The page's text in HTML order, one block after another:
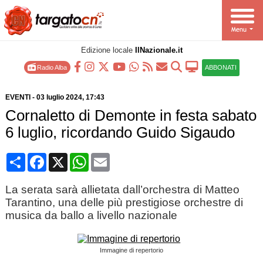
Edizione locale IlNazionale.it
Radio Alba ABBONATI
EVENTI - 03 luglio 2024, 17:43
Cornaletto di Demonte in festa sabato
6 luglio, ricordando Guido Sigaudo
CondividiFacebook
X WhatsApp
Email
La serata sarà allietata dall’orchestra di Matteo
Tarantino, una delle più prestigiose orchestre di
musica da ballo a livello nazionale
Immagine di repertorio